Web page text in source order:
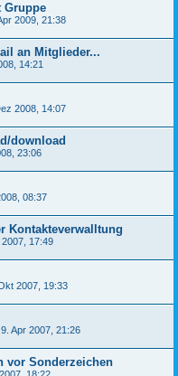
Gruppe
2009, 21:38
an Mitglieder...
14:21
2008, 14:07
download
23:06
08:37
Kontakteverwalltung
17:49
2007, 19:33
Apr 2007, 21:26
vor Sonderzeichen